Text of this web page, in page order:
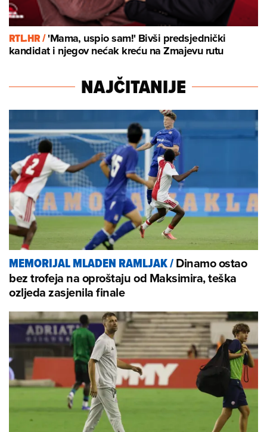
RTL.HR /'Mama, uspio sam!' Bivši predsjednički
kandidat i njegov nećak kreću na Zmajevu rutu
NAJČITANIJE
MEMORIJAL MLADEN RAMLJAK/Dinamo ostao
bez trofeja na oproštaju od Maksimira, teška
ozljeda zasjenila finale